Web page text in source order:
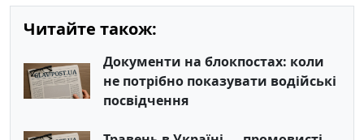
Читайте також:
Документи на блокпостах: коли
не потрібно показувати водійські
посвідчення